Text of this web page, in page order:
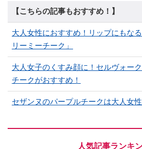
【こちらの記事もおすすめ！】
大人女性におすすめ！リップにもな
リーミーチーク」
大人女子のくすみ顔に！セルヴォー
チークがおすすめ！
セザンヌのパープルチークは大人女